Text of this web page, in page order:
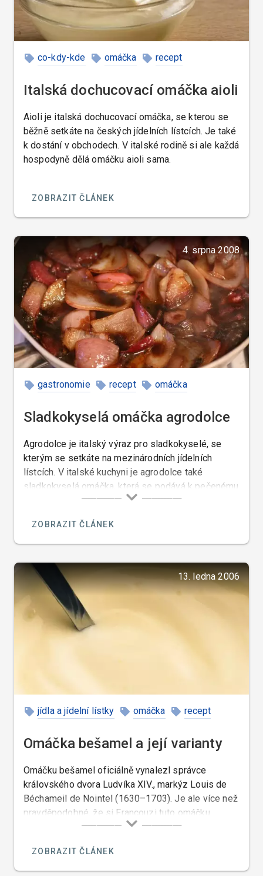
co-kdy-kde omáčka recept
Italská dochucovací omáčka aioli
Aioli je italská dochucovací omáčka, se kterou se
běžně setkáte na českých jídelních lístcích. Je také
k dostání v obchodech. V italské rodině si ale každá
hospodyně dělá omáčku aioli sama.
ZOBRAZIT ČLÁNEK
4. srpna 2008
gastronomie recept
omáčka
Sladkokyselá omáčka agrodolce
Agrodolce je italský výraz pro sladkokyselé, se
kterým se setkáte na mezinárodních jídelních
lístcích. V italské kuchyni je agrodolce také
sladkokyselá omáčka, která se podává k pečenému
masu a ke grilovaným jídlům.
ZOBRAZIT ČLÁNEK
13. ledna 2006
jídla a jídelní lístky omáčka recept
Omáčka bešamel a její varianty
Omáčku bešamel oficiálně vynalezl správce
královského dvora Ludvíka XIV., markýz Louis de
Béchameil de Nointel (1630–1703). Je ale více než
pravděpodobné, že si Francouzi tuto omáčku
přivlastnili od Italů. V Itálii byla tato omáčka již
ZOBRAZIT ČLÁNEK